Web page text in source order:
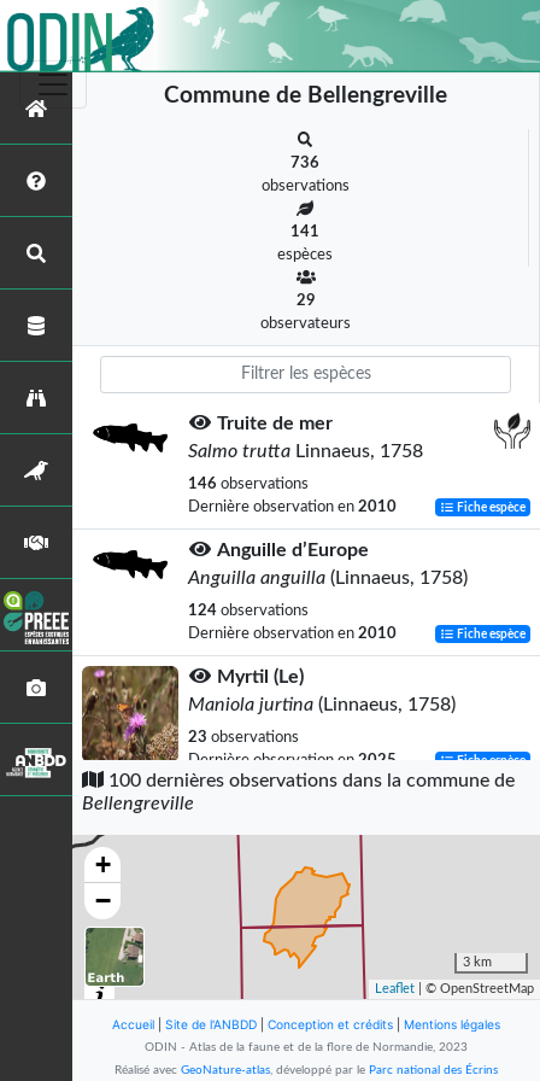
Commune de Bellengreville
736
observations
141
espèces
29
observateurs
Truite de mer
Salmo trutta Linnaeus, 1758
146 observations
Dernière observation en 2010 Fiche espèce
Anguille d’Europe
Anguilla anguilla (Linnaeus, 1758)
124 observations
Dernière observation en 2010 Fiche espèce
Myrtil (Le)
Maniola jurtina (Linnaeus, 1758)
23 observations
Dernière observation en 2025 Fiche espèce
Melanargia galathea(Linnaeus, 1758)
observations
Dernière observation en
2025
Buse variable
Buteo buteo(Linnaeus, 1758)
Hirondelle de fenêtre
100 dernières observations dans la commune de
Bellengreville
+
−
3 km
Leaflet | © OpenStreetMap
Accueil Site de l'ANBDD Conception et crédits Mentions légales
ODIN - Atlas de la faune et de la flore de Normandie, 2023
Réalisé avec GeoNature-atlas, développé par le Parc national des Écrins